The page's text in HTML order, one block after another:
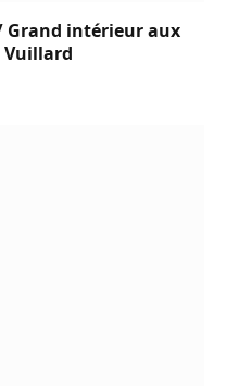
Grand intérieur aux
Vuillard